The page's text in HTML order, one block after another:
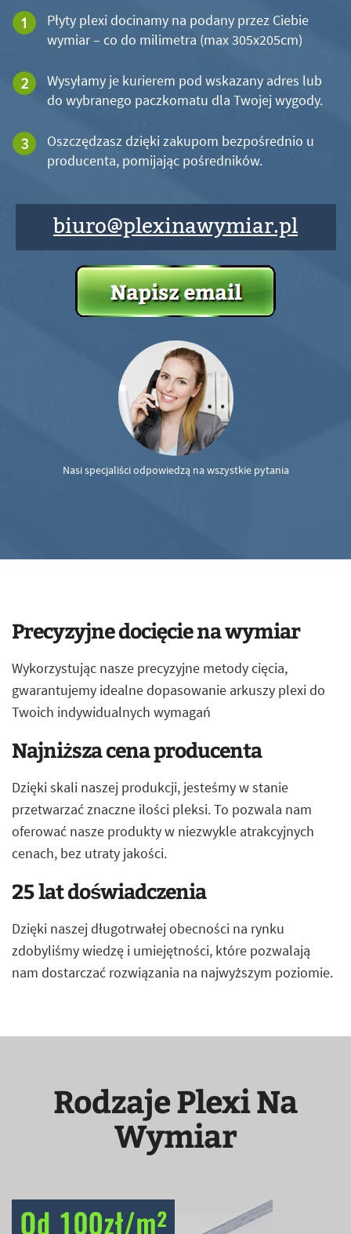
Płyty plexi docinamy na podany przez Ciebie
wymiar – co do milimetra (max 305x205cm)
Wysyłamy je kurierem pod wskazany adres lub
do wybranego paczkomatu dla Twojej wygody.
Oszczędzasz dzięki zakupom bezpośrednio u
producenta, pomijając pośredników.
biuro@plexinawymiar.pl
Nasi specjaliści odpowiedzą na wszystkie pytania
Precyzyjne docięcie na wymiar
Wykorzystując nasze precyzyjne metody cięcia,
gwarantujemy idealne dopasowanie arkuszy plexi do
Twoich indywidualnych wymagań
Najniższa cena producenta
Dzięki skali naszej produkcji, jesteśmy w stanie
przetwarzać znaczne ilości pleksi. To pozwala nam
oferować nasze produkty w niezwykle atrakcyjnych
cenach, bez utraty jakości.
25 lat doświadczenia
Dzięki naszej długotrwałej obecności na rynku
zdobyliśmy wiedzę i umiejętności, które pozwalają
nam dostarczać rozwiązania na najwyższym poziomie.
Rodzaje Plexi Na
Wymiar